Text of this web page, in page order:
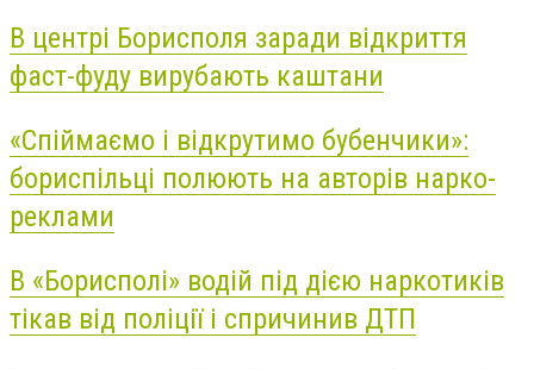
В центрі Борисполя заради відкриття
фаст-фуду вирубають каштани
«Спіймаємо і відкрутимо бубенчики»:
бориспільці полюють на авторів нарко-
реклами
В «Борисполі» водій під дією наркотиків
тікав від поліції і спричинив ДТП